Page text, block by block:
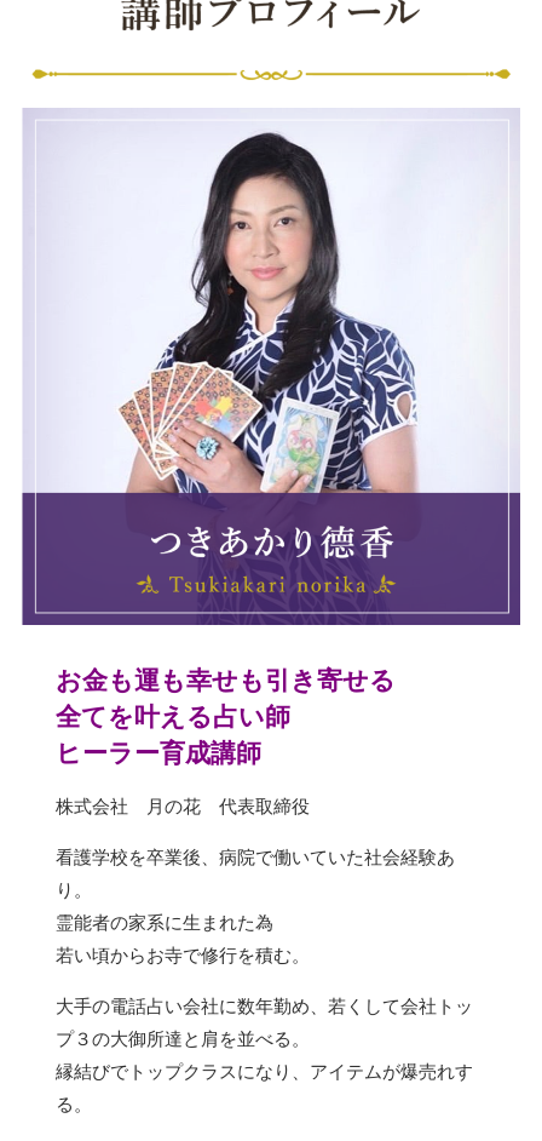
お金も運も幸せも引き寄せる
全てを叶える占い師
ヒーラー育成講師
株式会社 月の花 代表取締役
看護学校を卒業後、病院で働いていた社会経験あ
り。
霊能者の家系に生まれた為
若い頃からお寺で修行を積む。
大手の電話占い会社に数年勤め、若くして会社トッ
プ３の大御所達と肩を並べる。
縁結びでトップクラスになり、アイテムが爆売れす
る。